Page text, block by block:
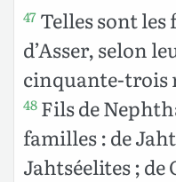
47 Telles sont
d’Asser, selon
cinquante-trois
48 Fils de
familles : de
Jahtséelites ;